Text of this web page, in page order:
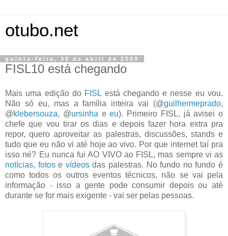
otubo.net
quinta-feira, 30 de abril de 2009
FISL10 está chegando
Mais uma edição do FISL está chegando e nesse eu vou.
Não só eu, mas a família inteira vai (@guilhermeprado,
@klebersouza, @ursinha eeu). Primeiro FISL, já avisei o
chefe que vou tirar os dias e depois fazer hora extra pra
repor, quero aproveitar as palestras, discussões, stands e
tudo que eu não vi até hoje ao vivo. Por que internet taí pra
isso né? Eu nunca fui AO VIVO ao FISL, mas sempre vi as
notícias, fotose vídeosdas palestras. No fundo no fundo é
como todos os outros eventos técnicos, não se vai pela
informação - isso a gente pode consumir depois ou até
durante se for mais exigente - vai ser pelas pessoas.